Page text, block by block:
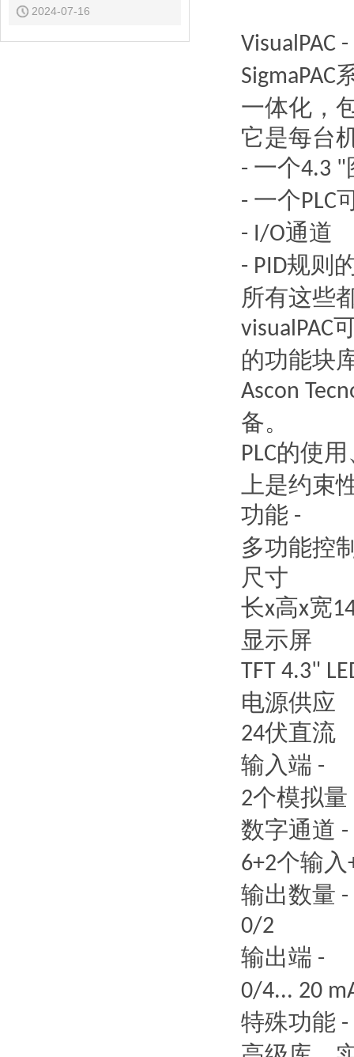
2024-07-16
VisualPAC -
SigmaPAC
一体化，
它是每台
- 一个4.3 "
- 一个PLC
- I/O通道
- PID规则
所有这些
visualPAC
的功能块
Ascon
备。
PLC的使
上是约束
功能 -
多功能控
尺寸
长x高x宽
显示屏
TFT 4.3"
电源供应
24伏直流
输入端 -
2个模拟
数字通道 -
6+2个输入
输出数量 -
0/2
输出端 -
0/4... 20
特殊功能 -